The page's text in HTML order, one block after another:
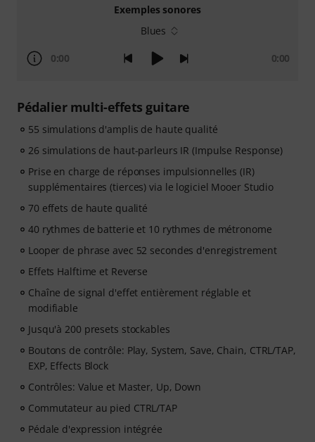
Exemples sonores
Blues
0:00 0:00
Pédalier multi-effets guitare
55 simulations d'amplis de haute qualité
26 simulations de haut-parleurs IR (Impulse Response)
Prise en charge de réponses impulsionnelles (IR)
supplémentaires (tierces) via le logiciel Mooer Studio
70 effets de haute qualité
40 rythmes de batterie et 10 rythmes de métronome
Looper de phrase avec 52 secondes d'enregistrement
Effets Halftime et Reverse
Chaîne de signal d'effet entièrement réglable et
modifiable
Jusqu'à 200 presets stockables
Boutons de contrôle: Play, System, Save, Chain, CTRL/TAP,
EXP, Effects Block
Contrôles: Value et Master, Up, Down
Commutateur au pied CTRL/TAP
Pédale d'expression intégrée